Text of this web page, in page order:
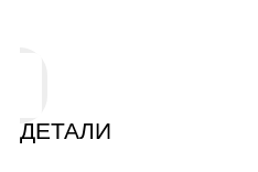
ДЕТАЛИ